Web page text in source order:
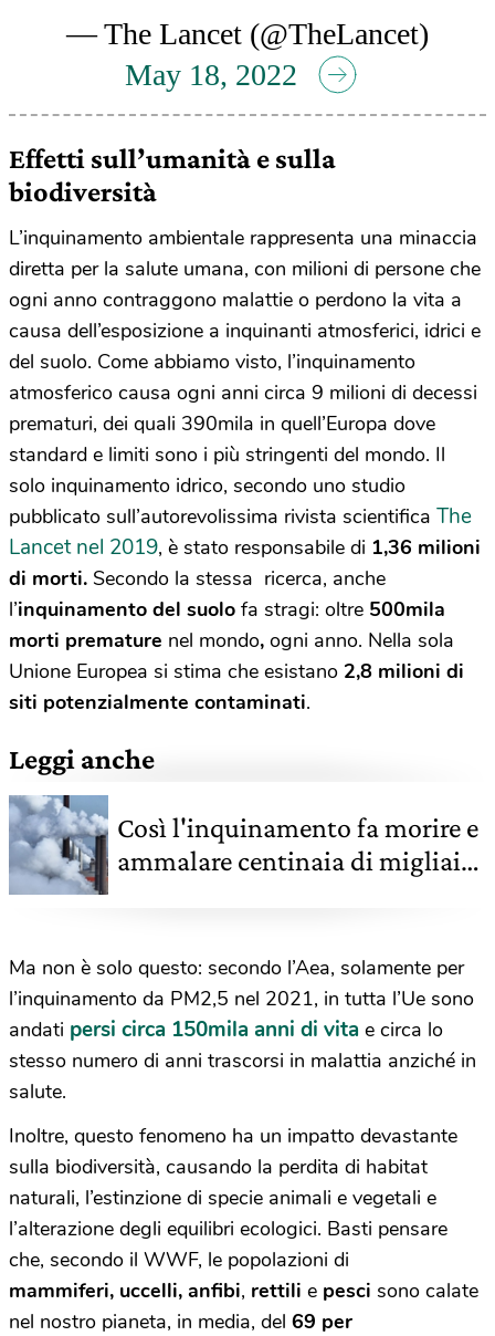
— The Lancet (@TheLancet)
May 18, 2022
Effetti sull’umanità e sulla
biodiversità
L’inquinamento ambientale rappresenta una minaccia
diretta per la salute umana, con milioni di persone che
ogni anno contraggono malattie o perdono la vita a
causa dell’esposizione a inquinanti atmosferici, idrici e
del suolo. Come abbiamo visto, l’inquinamento
atmosferico causa ogni anni circa 9 milioni di decessi
prematuri, dei quali 390mila in quell’Europa dove
standard e limiti sono i più stringenti del mondo. Il
solo inquinamento idrico, secondo uno studio
pubblicato sull’autorevolissima rivista scientifica The
Lancet nel 2019, è stato responsabile di 1,36 milioni
di morti. Secondo la stessa ricerca, anche
l’inquinamento del suolo fa stragi: oltre 500mila
morti premature nel mondo, ogni anno. Nella sola
Unione Europea si stima che esistano 2,8 milioni di
siti potenzialmente contaminati.
Leggi anche
Così l'inquinamento fa morire e
ammalare centinaia di migliaia
Ma non è solo questo: secondo l’Aea, solamente per
l’inquinamento da PM2,5 nel 2021, in tutta l’Ue sono
andati persi circa 150mila anni di vita e circa lo
stesso numero di anni trascorsi in malattia anziché in
salute.
Inoltre, questo fenomeno ha un impatto devastante
sulla biodiversità, causando la perdita di habitat
naturali, l’estinzione di specie animali e vegetali e
l’alterazione degli equilibri ecologici. Basti pensare
che, secondo il WWF, le popolazioni di
mammiferi, uccelli, anfibi, rettili e pesci sono calate
nel nostro pianeta, in media, del 69 per